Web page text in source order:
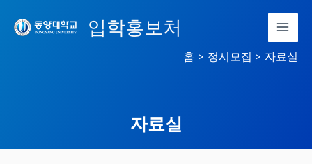
입학홍보처
홈 정시모집 자료실
자료실